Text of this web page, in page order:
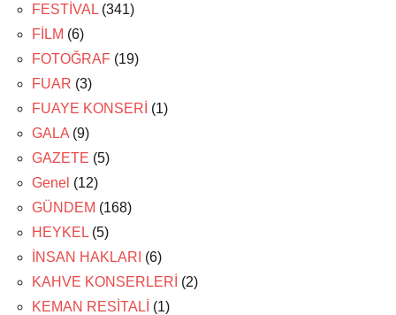
FESTİVAL (341)
FİLM (6)
FOTOĞRAF (19)
FUAR (3)
FUAYE KONSERİ (1)
GALA (9)
GAZETE (5)
Genel (12)
GÜNDEM (168)
HEYKEL (5)
İNSAN HAKLARI (6)
KAHVE KONSERLERİ (2)
KEMAN RESİTALİ (1)